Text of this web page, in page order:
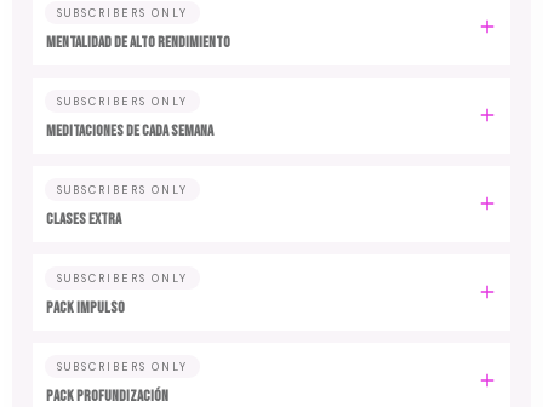
SUBSCRIBERS ONLY
MENTALIDAD DE ALTO RENDIMIENTO
SUBSCRIBERS ONLY
MEDITACIONES DE CADA SEMANA
SUBSCRIBERS ONLY
CLASES EXTRA
SUBSCRIBERS ONLY
PACK IMPULSO
SUBSCRIBERS ONLY
PACK PROFUNDIZACIÓN